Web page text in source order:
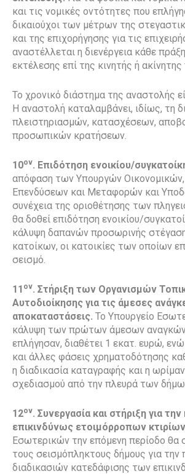
και τις νομικές οντότητες που
δικαιούχοι των μέτρων της
και της επιχορήγησης για τις
αναστέλλεται η διενέργεια κάθε
εκτέλεσης επί της κινητής ή ακίνητης
Το χρονικό διάστημα της αναστολής
Η αναστολή καταλαμβάνει, ιδίως, τη
πλειστηριασμών, κατασχέσεων,
προσωπικών κρατήσεων.
10ον. Επιδότηση ενοικίου/
απόφαση των Υπουργών Οικονομικών,
Επενδύσεων και Μεταφορών και
συνέχεια της οριοθέτησης των
θα δοθεί επιδότηση ενοικίου/
κάλυψη δαπανών προσωρινής
κατοίκων, οι κατοικίες των οποίων
σεισμό.
11 ον. Στήριξη των Οργανισμών
Αυτοδιοίκησης για τις άμεσες
αποκαταστάσεις. Το Υπουργείο
κάλυψη των πρώτων άμεσων
επλήγησαν, διαθέτει 1 εκατ. ευρώ,
και άλλες φάσεις χρηματοδότησης
η διαδικασία καταγραφής και η
σχεδιασμού από την πλευρά των
12ον. Συνεργασία και στήριξη για
επικινδύνως ετοιμόρροπων
Εσωτερικών την επόμενη περίοδο θα
τους σεισμόπληκτους δήμους για
διαδικασιών κατεδάφισης των